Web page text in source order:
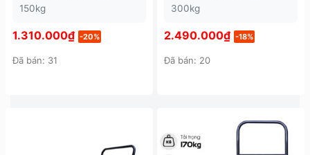
150kg
1.310.000₫ -20%
Đã bán: 31
300kg
2.490.000₫ -18%
Đã bán: 20